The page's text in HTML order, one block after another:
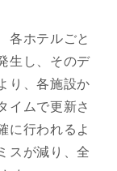
各ホテルごと
生し、そのデ
り、各施設か
イムで更新さ
に行われるよ
スが減り、全